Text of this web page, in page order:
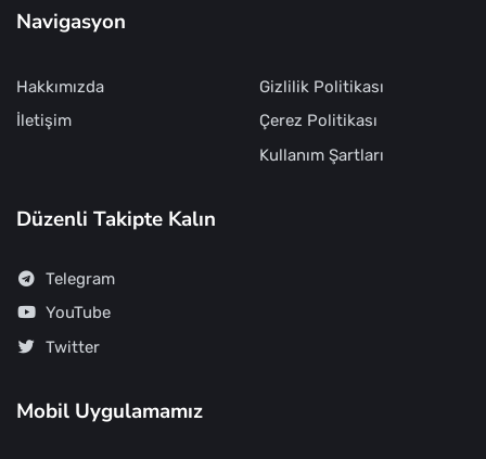
Navigasyon
Hakkımızda
İletişim
Gizlilik Politikası
Çerez Politikası
Kullanım Şartları
Düzenli Takipte Kalın
Telegram
YouTube
Twitter
Mobil Uygulamamız